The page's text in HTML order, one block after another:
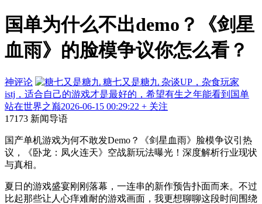
国单为什么不出demo？《剑星
血雨》的脸模争议你怎么看？
神评论 糖七又是糖九 杂谈UP，杂食玩家
istj，适合自己的游戏才是最好的，希望有生之年能看到国单
站在世界之巅2026-06-15 00:29:22 + 关注
17173 新闻导语
国产单机游戏为何不敢发Demo？《剑星血雨》脸模争议引热
议，《卧龙：凤火连天》空战新玩法曝光！深度解析行业现状
与真相。
夏日的游戏盛宴刚刚落幕，一连串的新作预告扑面而来。不过
比起那些让人心痒难耐的游戏画面，我更想聊聊这段时间围绕